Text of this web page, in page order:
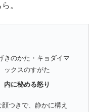
。
きのかた・キョダイマ
ックスのすがた
内に秘める怒り
顔つきで、静かに構え